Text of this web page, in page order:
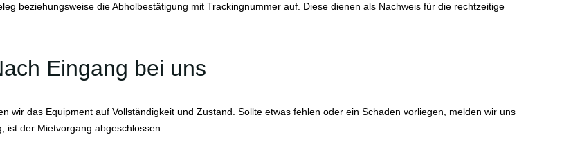
beziehungsweise die Abholbestätigung mit Trackingnummer auf. Diese dienen als Nachweis für die rechtzeitige
Eingang bei uns
wir das Equipment auf Vollständigkeit und Zustand. Sollte etwas fehlen oder ein Schaden vorliegen, melden wir uns
der Mietvorgang abgeschlossen.